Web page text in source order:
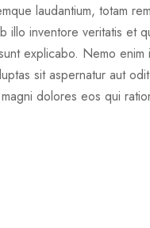
laudantium, totam
illo inventore veritatis et
explicabo. Nemo enim
sit aspernatur aut
dolores eos qui